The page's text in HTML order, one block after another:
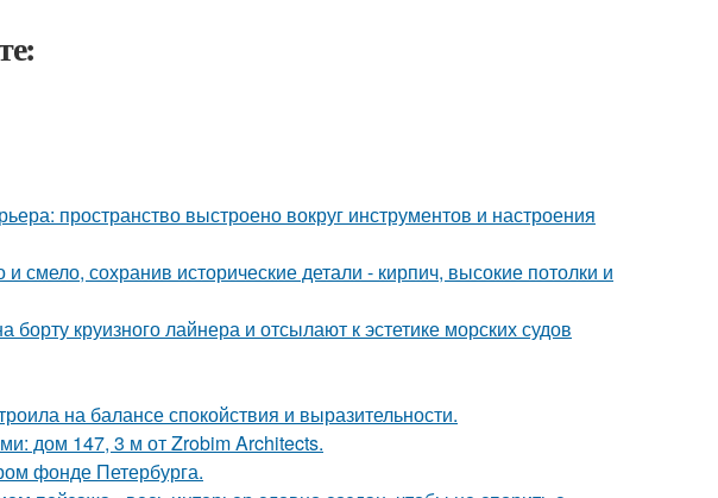
пространство выстроено вокруг инструментов и настроения
смело, сохранив исторические детали - кирпич, высокие потолки и
круизного лайнера и отсылают к эстетике морских судов
на балансе спокойствия и выразительности.
дом 147, 3 м от Zrobim Architects.
фонде Петербурга.